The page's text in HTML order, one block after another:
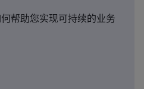
帮助您实现可持续的业务